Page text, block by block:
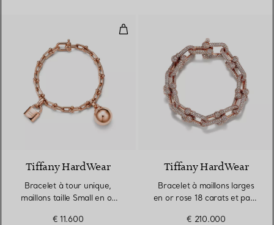
Bracelet à tour unique, maillons
2 Matériaux
Tiffany HardWear
Bracelet à tour unique,
maillons taille Small en or
€ 11.600
Tiffany HardWear
Bracelet à maillons larges
en or rose 18 carats et pavé
€ 210.000